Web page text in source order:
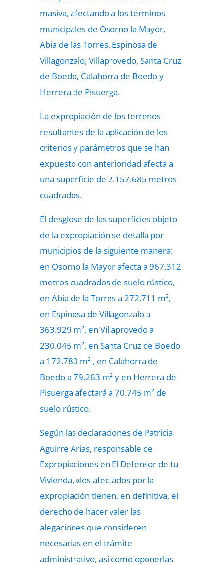
masiva, afectando a los términos
municipales de Osorno la Mayor,
Abia de las Torres, Espinosa de
Villagonzalo, Villaprovedo, Santa Cruz
de Boedo, Calahorra de Boedo y
Herrera de Pisuerga.
La expropiación de los terrenos
resultantes de la aplicación de los
criterios y parámetros que se han
expuesto con anterioridad afecta a
una superficie de 2.157.685 metros
cuadrados.
El desglose de las superficies objeto
de la expropiación se detalla por
municipios de la siguiente manera:
en Osorno la Mayor afecta a 967.312
metros cuadrados de suelo rústico,
en Abia de la Torres a 272.711 m²,
en Espinosa de Villagonzalo a
363.929 m², en Villaprovedo a
230.045 m², en Santa Cruz de Boedo
a 172.780 m² , en Calahorra de
Boedo a 79.263 m² y en Herrera de
Pisuerga afectará a 70.745 m² de
suelo rústico.
Según las declaraciones de Patricia
Aguirre Arias, responsable de
Expropiaciones en El Defensor de tu
Vivienda, «los afectados por la
expropiación tienen, en definitiva, el
derecho de hacer valer las
alegaciones que consideren
necesarias en el trámite
administrativo, así como oponerlas